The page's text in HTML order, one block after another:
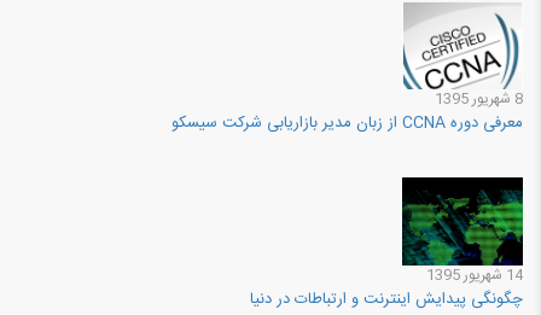
8 شهريور 1395
معرفی دوره CCNA از زبان مدیر بازاریابی شرکت سیسکو
14 شهريور 1395
چگونگی پیدایش اینترنت و ارتباطات در دنیا